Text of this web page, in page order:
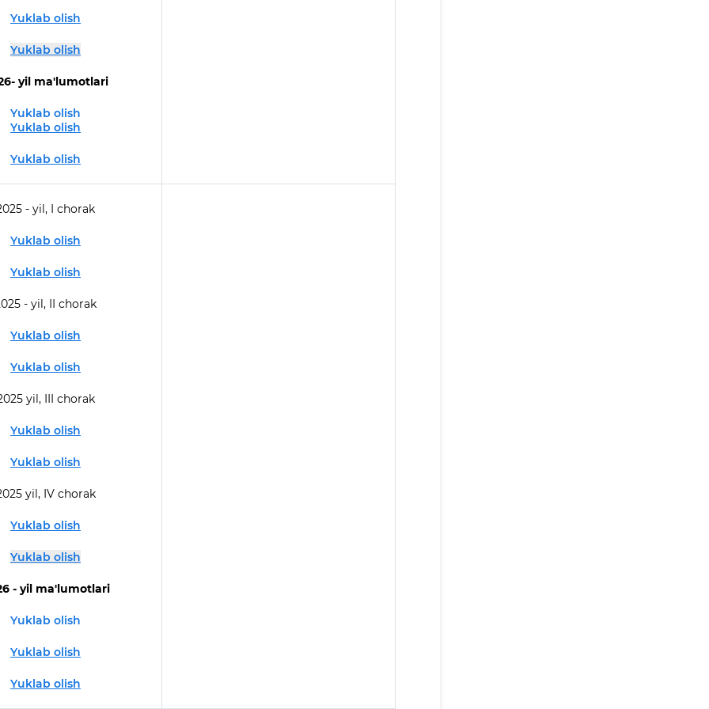
Yuklab olish
Yuklab olish
yil ma'lumotlari
Yuklab olish
Yuklab olish
Yuklab olish
- yil, I chorak
Yuklab olish
Yuklab olish
- yil, II chorak
Yuklab olish
Yuklab olish
yil, III chorak
Yuklab olish
Yuklab olish
yil, IV chorak
Yuklab olish
Yuklab olish
- yil ma'lumotlari
Yuklab olish
Yuklab olish
Yuklab olish